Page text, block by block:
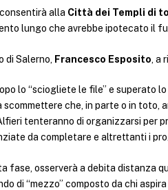
alla Città dei Templi di
lungo che avrebbe ipotecato il
di Salerno, Francesco Esposito, a
lo “sciogliete le file” e superato
scommettere che, in parte o in
tenteranno di organizzarsi per
da completare e altrettanti i
fase, osserverà a debita distanza
di “mezzo” composto da chi